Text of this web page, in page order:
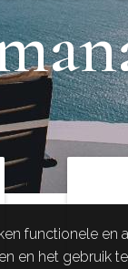
functionele en
en het gebruik